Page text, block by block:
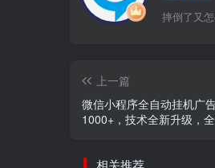
摔倒了又
上一篇
微信小程序全自动挂机广
1000+，技术全新升级，
相关推荐